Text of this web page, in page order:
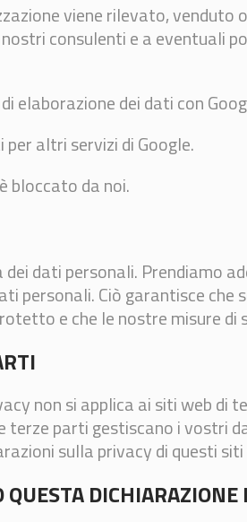
viene rilevato, venduto
consulenti e a eventuali
elaborazione dei dati con
altri servizi di Google.
bloccato da noi.
dei dati personali. Prendiamo
personali. Ciò garantisce che
e che le nostre misure
non si applica ai siti web
terze parti gestiscano i vostri
sulla privacy di questi
DICHIARAZIONE